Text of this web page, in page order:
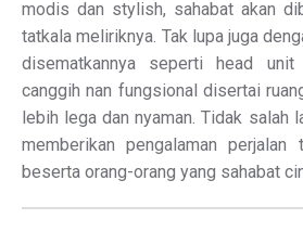
modis dan stylish, sahabat akan
tatkala meliriknya. Tak lupa juga
disematkannya seperti head
canggih nan fungsional disertai
lebih lega dan nyaman. Tidak salah
memberikan pengalaman
beserta orang-orang yang sahabat